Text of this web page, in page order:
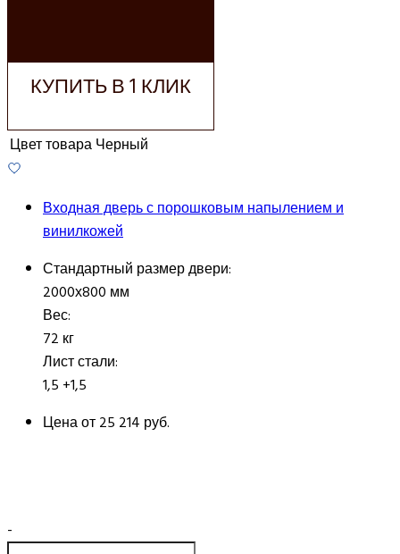
КУПИТЬ В 1 КЛИК
Цвет товараЧерный
Входная дверь с порошковым напылением и
винилкожей
Стандартный размер двери:
2000х800 мм
Вес:
72 кг
Лист стали:
1,5 +1,5
Цена от25 214 руб.
-